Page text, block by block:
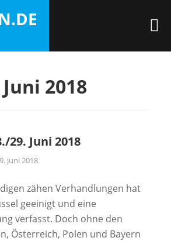
Juni 2018
29. Juni 2018
Juni 2018
zähen Verhandlungen hat
geeinigt und eine
verfasst. Doch ohne den
Österreich, Polen und Bayern